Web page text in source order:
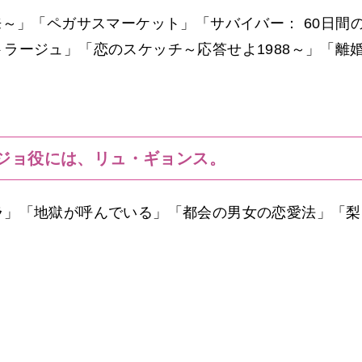
」「ペガサスマーケット」「サバイバー： 60日間
ージュ」「恋のスケッチ～応答せよ1988～」「離
役には、リュ・ギョンス。
「地獄が呼んでいる」「都会の男女の恋愛法」「梨